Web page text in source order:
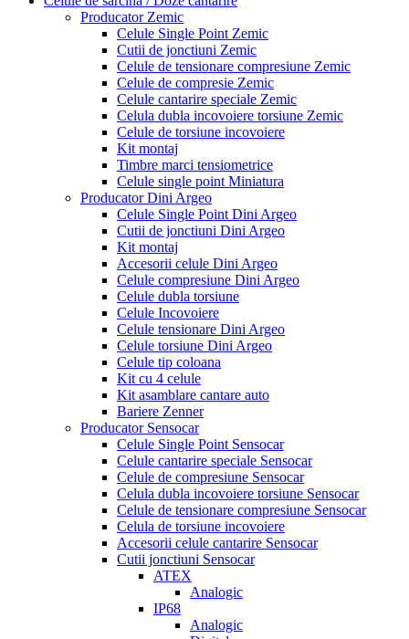
Producator Zemic
Celule Single Point Zemic
Cutii de jonctiuni Zemic
Celule de tensionare compresiune Zemic
Celule de compresie Zemic
Celule cantarire speciale Zemic
Celula dubla incovoiere torsiune Zemic
Celule de torsiune incovoiere
Kit montaj
Timbre marci tensiometrice
Celule single point Miniatura
Producator Dini Argeo
Celule Single Point Dini Argeo
Cutii de jonctiuni Dini Argeo
Kit montaj
Accesorii celule Dini Argeo
Celule compresiune Dini Argeo
Celule dubla torsiune
Celule Incovoiere
Celule tensionare Dini Argeo
Celule torsiune Dini Argeo
Celule tip coloana
Kit cu 4 celule
Kit asamblare cantare auto
Bariere Zenner
Producator Sensocar
Celule Single Point Sensocar
Celule cantarire speciale Sensocar
Celule de compresiune Sensocar
Celula dubla incovoiere torsiune Sensocar
Celule de tensionare compresiune Sensocar
Celula de torsiune incovoiere
Accesorii celule cantarire Sensocar
Cutii jonctiuni Sensocar
ATEX
Analogic
IP68
Analogic